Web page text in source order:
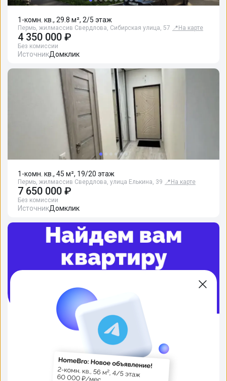
1-комн. кв., 29.8 м², 2/5 этаж
Пермь, жилмассив Свердлова, Сибирская улица, 57 📍 На карте
4 350 000 ₽
Без комиссии
ИсточникДомклик
1-комн. кв., 45 м², 19/20 этаж
Пермь, жилмассив Свердлова, улица Елькина, 39 📍 На карте
7 650 000 ₽
Без комиссии
ИсточникДомклик
Полностью заберем на себя подбор
вариантов и звонки. Рейтинг на яндексе
5.0
Подробнее